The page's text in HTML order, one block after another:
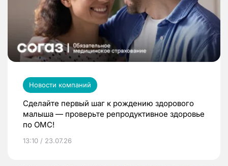
Новости компаний
Сделайте первый шаг к рождению здорового
малыша — проверьте репродуктивное здоровье
по ОМС!
13:10 / 23.07.26